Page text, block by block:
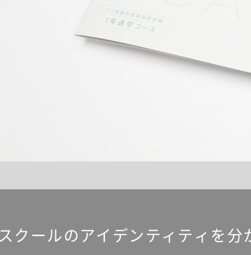
スクールのアイデンティティを分